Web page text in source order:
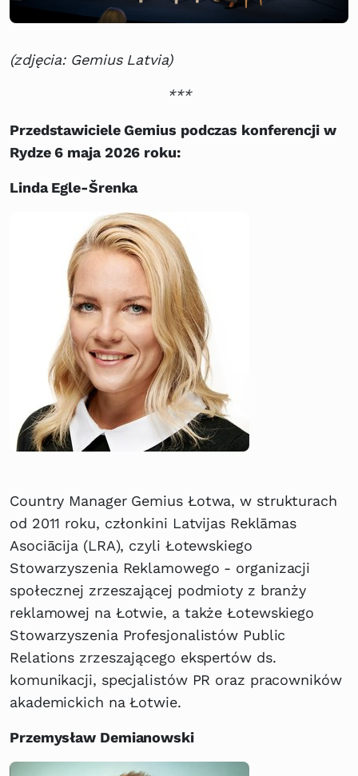
(zdjęcia: Gemius Latvia)
***
Przedstawiciele Gemius podczas konferencji w
Rydze 6 maja 2026 roku:
Linda Egle-Šrenka
Country Manager Gemius Łotwa, w strukturach
od 2011 roku, członkini Latvijas Reklāmas
Asociācija (LRA), czyli Łotewskiego
Stowarzyszenia Reklamowego - organizacji
społecznej zrzeszającej podmioty z branży
reklamowej na Łotwie, a także Łotewskiego
Stowarzyszenia Profesjonalistów Public
Relations zrzeszającego ekspertów ds.
komunikacji, specjalistów PR oraz pracowników
akademickich na Łotwie.
Przemysław Demianowski